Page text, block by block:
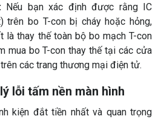
Nếu bạn xác định được rằng IC
trên bo T-con bị cháy hoặc hỏng,
là thay thế toàn bộ bo mạch T-con
mua bo T-con thay thế tại các cửa
các trang thương mại điện tử.
lỗi tấm nền màn hình
kiện đắt tiền nhất và quan trọng